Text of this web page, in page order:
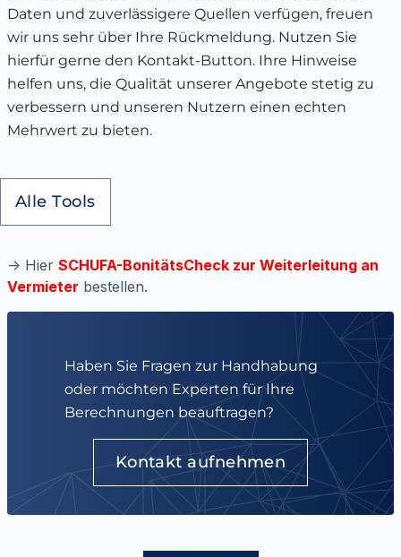
Daten und zuverlässigere Quellen verfügen, freuen
wir uns sehr über Ihre Rückmeldung. Nutzen Sie
hierfür gerne den Kontakt-Button. Ihre Hinweise
helfen uns, die Qualität unserer Angebote stetig zu
verbessern und unseren Nutzern einen echten
Mehrwert zu bieten.
Alle Tools
-> Hier SCHUFA-BonitätsCheck zur Weiterleitung an
Vermieter bestellen.
Haben Sie Fragen zur Handhabung
oder möchten Experten für Ihre
Berechnungen beauftragen?
Kontakt aufnehmen